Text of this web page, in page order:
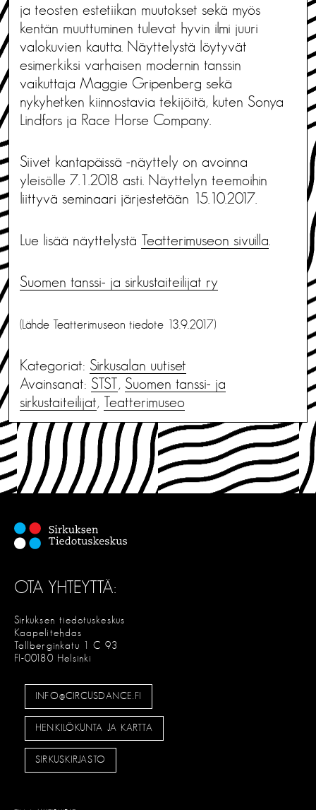
ja teosten estetiikan muutokset sekä myös
kentän muuttuminen tulevat hyvin ilmi juuri
valokuvien kautta. Näyttelystä löytyvät
esimerkiksi varhaisen modernin tanssin
vaikuttaja Maggie Gripenberg sekä
nykyhetken kiinnostavia tekijöitä, kuten Sonya
Lindfors ja Race Horse Company.
Siivet kantapäissä -näyttely on avoinna
yleisölle 7.1.2018 asti. Näyttelyn teemoihin
liittyvä seminaari järjestetään 15.10.2017.
Lue lisää näyttelystä Teatterimuseon sivuilla
Suomen tanssi- ja sirkustaiteilijat ry
(Lähde Teatterimuseon tiedote 13.9.2017)
Kategoriat: Sirkusalan uutiset
Avainsanat: STST, Suomen tanssi- ja
sirkustaiteilijat, Teatterimuseo
OTA YHTEYTTÄ:
Sirkuksen tiedotuskeskus
Kaapelitehdas
Tallberginkatu 1 C 93
FI-00180 Helsinki
INFO@CIRCUSDANCE.FI
HENKILÖKUNTA JA KARTTA
SIRKUSKIRJASTO